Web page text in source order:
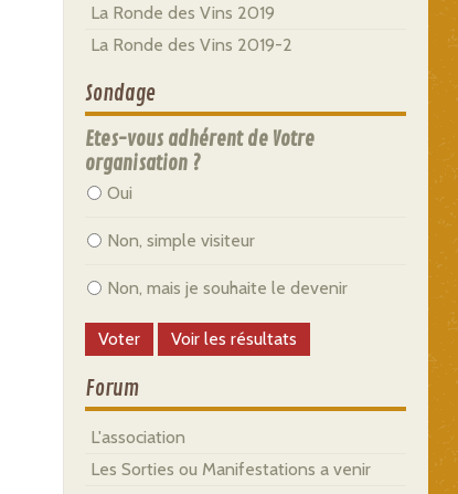
La Ronde des Vins 2019
La Ronde des Vins 2019-2
Sondage
Etes-vous adhérent de Votre
organisation ?
Oui
Non, simple visiteur
Non, mais je souhaite le devenir
Forum
L'association
Les Sorties ou Manifestations a venir